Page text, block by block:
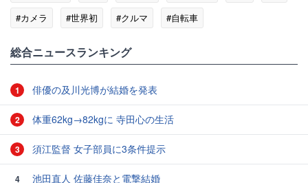
#カメラ
#世界初 #クルマ #自転車
総合ニュースランキング
1 俳優の及川光博が結婚を発表
2 体重62kg→82kgに 寺田心の生活
3 須江監督 女子部員に3条件提示
4 池田直人 佐藤佳奈と電撃結婚